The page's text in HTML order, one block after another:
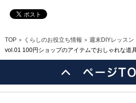
TOP > くらしのお役立ち情報 > 週末DIYレッスン
vol.01 100円ショップのアイテムでおしゃれな道